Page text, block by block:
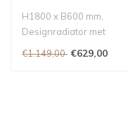
H1800 x B600 mm,
Designradiator met
€1.149,00 €629,00